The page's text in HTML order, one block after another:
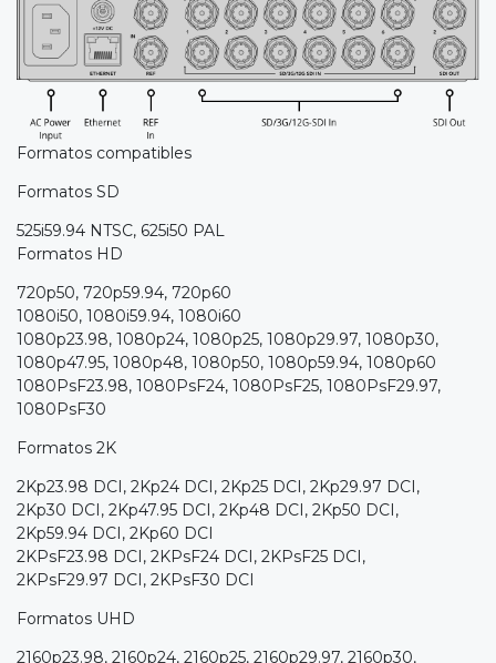
Formatos compatibles
Formatos SD
525i59.94 NTSC, 625i50 PAL
Formatos HD
720p50, 720p59.94, 720p60
1080i50, 1080i59.94, 1080i60
1080p23.98, 1080p24, 1080p25, 1080p29.97, 1080p30,
1080p47.95, 1080p48, 1080p50, 1080p59.94, 1080p60
1080PsF23.98, 1080PsF24, 1080PsF25, 1080PsF29.97,
1080PsF30
Formatos 2K
2Kp23.98 DCI, 2Kp24 DCI, 2Kp25 DCI, 2Kp29.97 DCI,
2Kp30 DCI, 2Kp47.95 DCI, 2Kp48 DCI, 2Kp50 DCI,
2Kp59.94 DCI, 2Kp60 DCI
2KPsF23.98 DCI, 2KPsF24 DCI, 2KPsF25 DCI,
2KPsF29.97 DCI, 2KPsF30 DCI
Formatos UHD
2160p23.98, 2160p24, 2160p25, 2160p29.97, 2160p30,